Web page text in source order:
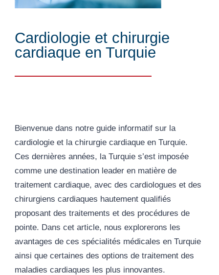
Cardiologie et chirurgie
cardiaque en Turquie
Bienvenue dans notre guide informatif sur la
cardiologie et la chirurgie cardiaque en Turquie.
Ces dernières années, la Turquie s’est imposée
comme une destination leader en matière de
traitement cardiaque, avec des cardiologues et des
chirurgiens cardiaques hautement qualifiés
proposant des traitements et des procédures de
pointe. Dans cet article, nous explorerons les
avantages de ces spécialités médicales en Turquie
ainsi que certaines des options de traitement des
maladies cardiaques les plus innovantes.